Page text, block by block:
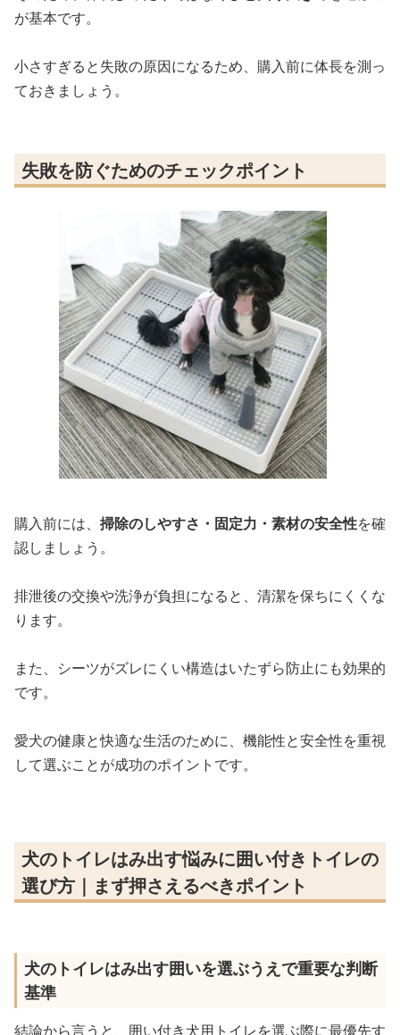
が基本です。
小さすぎると失敗の原因になるため、購入前に体長を測っ
ておきましょう。
失敗を防ぐためのチェックポイント
購入前には、 掃除のしやすさ・固定力・素材の安全性を確
認しましょう。
排泄後の交換や洗浄が負担になると、清潔を保ちにくくな
ります。
また、シーツがズレにくい構造はいたずら防止にも効果的
です。
愛犬の健康と快適な生活のために、機能性と安全性を重視
して選ぶことが成功のポイントです。
犬のトイレはみ出す悩みに囲い付きトイレの
選び方｜まず押さえるべきポイント
犬のトイレはみ出す囲いを選ぶうえで重要な判断
基準
結論から言うと、囲い付き犬用トイレを選ぶ際に最優先す